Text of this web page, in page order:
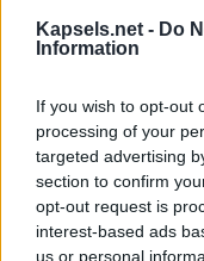
Kapsels.net - Do
Information
If you wish to opt-out
processing of your
targeted advertising
section to confirm
opt-out request is
interest-based ads
us or personal